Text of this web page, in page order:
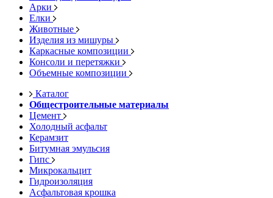
Арки
Елки
Животные
Изделия из мишуры
Каркасные композиции
Консоли и перетяжки
Объемные композиции
Каталог
Общестроительные материалы
Цемент
Холодный асфальт
Керамзит
Битумная эмульсия
Гипс
Микрокальцит
Гидроизоляция
Асфальтовая крошка